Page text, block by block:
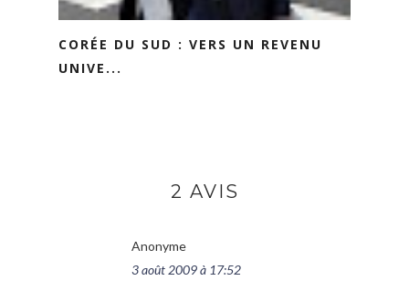
CORÉE DU SUD : VERS UN REVENU
UNIVE...
2 AVIS
Anonyme
3 août 2009 à 17:52